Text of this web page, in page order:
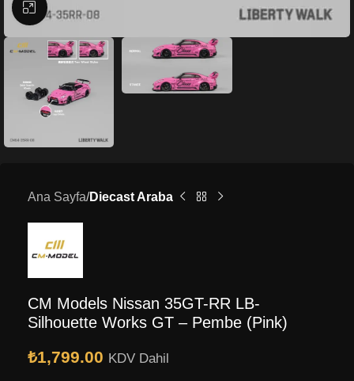
Büyütmek için tıklayın
Ana Sayfa Diecast Araba
CM Models Nissan 35GT-RR LB-
Silhouette Works GT – Pembe (Pink)
₺1,799.00 KDV Dahil